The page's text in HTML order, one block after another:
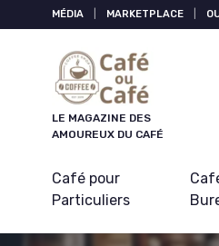
MÉDIA MARKETPLACE
LE MAGAZINE DES
AMOUREUX DU CAFÉ
Café pour
Particuliers
Panneau de gestion des cookies